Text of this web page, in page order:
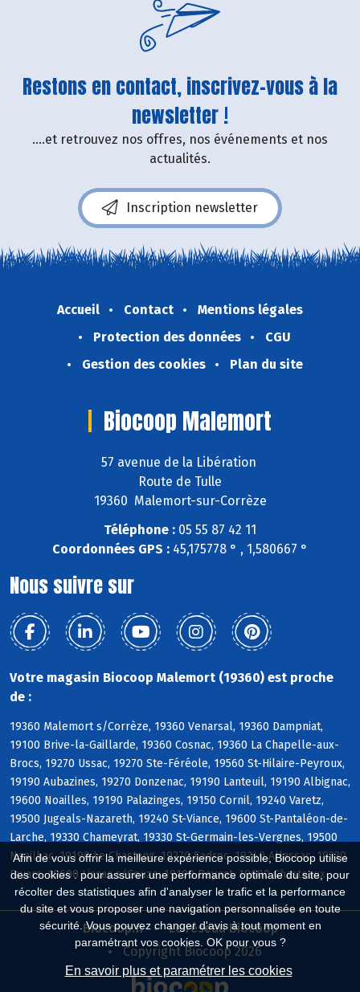
Afin de vous offrir la meilleure expérience possible, Biocoop utilise
des cookies : pour assurer une performance optimale du site, pour
récolter des statistiques afin d'analyser le trafic et la performance
du site et vous proposer une navigation personnalisée en toute
sécurité. Vous pouvez changer d'avis à tout moment en
paramétrant vos cookies. OK pour vous ?
En savoir plus et paramétrer les cookies
Restons en contact, inscrivez-vous à la
newsletter !
....et retrouvez nos offres, nos événements et nos
actualités.
Inscription newsletter
Accueil Contact
Mentions légales
Protection des données
CGU
Gestion des cookies
Plan du site
Biocoop Malemort
57 avenue de la Libération
Route de Tulle
19360 Malemort-sur-Corrèze
Téléphone : 05 55 87 42 11
Coordonnées GPS : 45,175778 ° , 1,580667 °
Nous suivre sur
Votre magasin Biocoop Malemort (19360) est proche
de :
19360 Malemort s/Corrèze, 19360 Venarsal, 19360 Dampniat,
19100 Brive-la-Gaillarde, 19360 Cosnac, 19360 La Chapelle-aux-
Brocs, 19270 Ussac, 19270 Ste-Féréole, 19560 St-Hilaire-Peyroux,
19190 Aubazines, 19270 Donzenac, 19190 Lanteuil, 19190 Albignac,
19600 Noailles, 19190 Palazinges, 19150 Cornil, 19240 Varetz,
19500 Jugeals-Nazareth, 19240 St-Viance, 19600 St-Pantaléon-de-
Larche, 19330 Chameyrat, 19330 St-Germain-les-Vergnes, 19500
Noailhac, 19190 Le Chastang, 19270 Sadroc, 19240 Allassac, 19330
Favars, 19600 Lissac s/Couze, 19190 Beynat, 19600 Chasteaux
Biocoop.fr
Le réseau Biocoop
Copyright Biocoop 2026